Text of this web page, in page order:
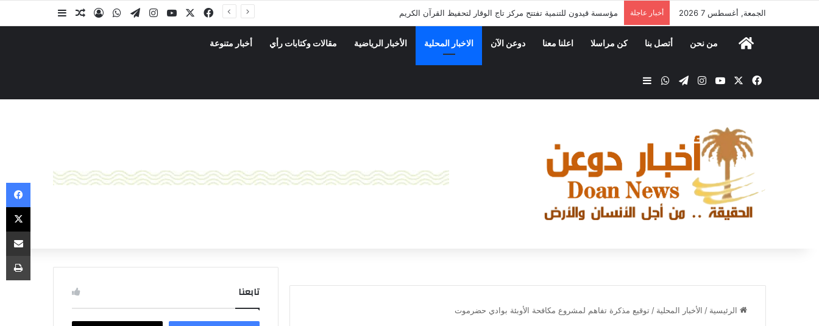
الجمعة, أغسطس 7 2026 أخبار عاجلة مؤسسة قيدون للتنمية تفتتح مركز تاج الوقار لتحفيظ القرآن الكريم
من نحن أتصل بنا كن مراسلا اعلنا معنا دوعن الآن الاخبار المحلية الأخبار الرياضية مقالات وكتابات رأي أخبار متنوعة
الرئيسية / الأخبار المحلية / توقيع مذكرة تفاهم لمشروع مكافحة الأوبئة بوادي حضرموت
تابعنا